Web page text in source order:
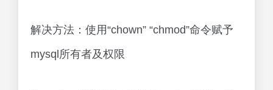
解决方法：使用“chown” “chmod”命令赋予
mysql所有者及权限